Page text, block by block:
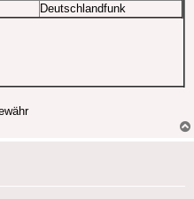
Deutschlandfunk